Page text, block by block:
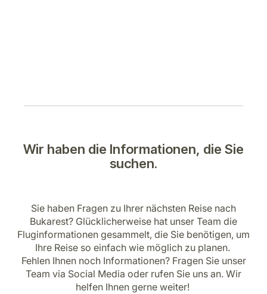
Wir haben die Informationen, die Sie
suchen.
Sie haben Fragen zu Ihrer nächsten Reise nach
Bukarest? Glücklicherweise hat unser Team die
Fluginformationen gesammelt, die Sie benötigen, um
Ihre Reise so einfach wie möglich zu planen.
Fehlen Ihnen noch Informationen? Fragen Sie unser
Team via Social Media oder rufen Sie uns an. Wir
helfen Ihnen gerne weiter!